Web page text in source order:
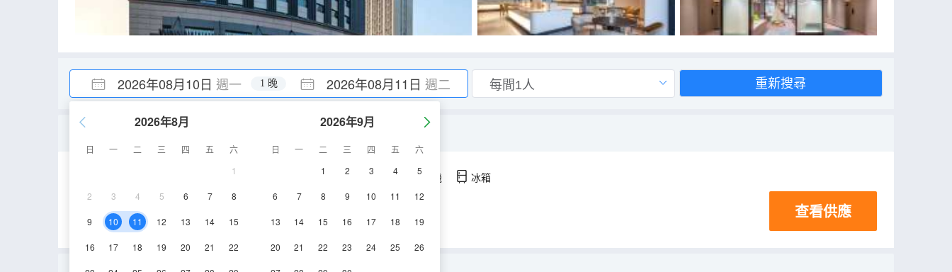
2026年08月10日 週一 2026年08月11日 週二
1 晚
2026年8月
日 一 二 三 四 五
六
1
2 3 4 5 6 7 8
9 10 11 12 13 14 15
16 17 18 19 20 21 22
2026年9月
日 一 二 三 四 五
六
1
2 3 4 5
6 7 8 9 10 11 12
13 14 15 16 17 18 19
20 21 22 23 24 25 26
重新搜尋
空調 淋浴 電視機 冰箱
查看供應